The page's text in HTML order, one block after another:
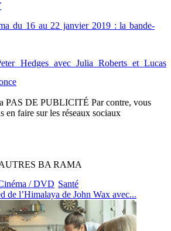
du 16 au 22 janvier 2019 : la bande-
Hedges avec Julia Roberts et Lucas
PAS DE PUBLICITÉ Par contre, vous
en faire sur les réseaux sociaux
BA RAMA
/ DVD Santé
de l’Himalaya de John Wax avec...